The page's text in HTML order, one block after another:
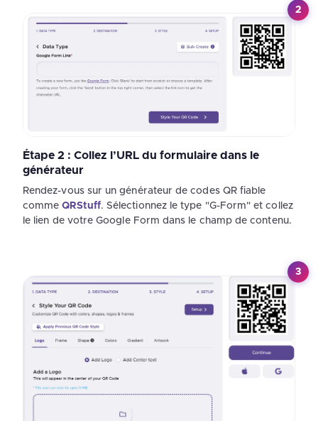
2
Étape 2 : Collez l’URL du formulaire dans le
générateur
Rendez-vous sur un générateur de codes QR fiable
commeQRStuff. Sélectionnez le type "G-Form" et collez
le lien de votre Google Form dans le champ de contenu.
3